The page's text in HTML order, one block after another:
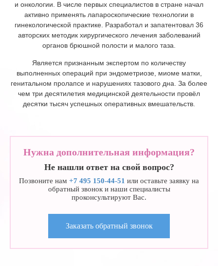
и онкологии. В числе первых специалистов в стране начал
активно применять лапароскопические технологии в
гинекологической практике. Разработал и запатентовал 36
авторских методик хирургического лечения заболеваний
органов брюшной полости и малого таза.
Является признанным экспертом по количеству
выполненных операций при эндометриозе, миоме матки,
генитальном пролапсе и нарушениях тазового дна. За более
чем три десятилетия медицинской деятельности провёл
десятки тысяч успешных оперативных вмешательств.
Нужна дополнительная информация?
Не нашли ответ на свой вопрос?
Позвоните нам +7 495 150-44-51 или оставьте заявку на
обратный звонок и наши специалисты
проконсультируют Вас.
Заказать обратный звонок